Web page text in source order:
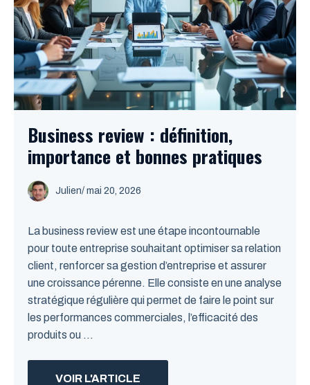
Business review : définition,
importance et bonnes pratiques
Julien/ mai 20, 2026
La business review est une étape incontournable
pour toute entreprise souhaitant optimiser sa relation
client, renforcer sa gestion d’entreprise et assurer
une croissance pérenne. Elle consiste en une analyse
stratégique régulière qui permet de faire le point sur
les performances commerciales, l’efficacité des
produits ou ...
VOIR L'ARTICLE